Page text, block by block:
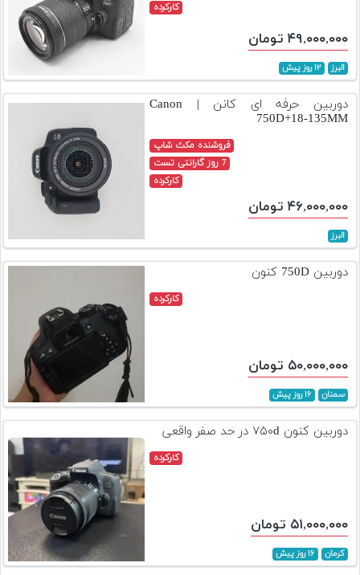
دست
دوم
لیست
قیمت
دوربین
کارکرده
۴۹,۰۰۰,۰۰۰ تومان
البرز ۱۲ روز پیش
دوربین حرفه ای کانن | Canon
750D+18-135MM
فروشنده مکث شاپ
7 روز گارانتی تست
کارکرده
۴۶,۰۰۰,۰۰۰ تومان
البرز
دوربین 750D کنون
کارکرده
۵۰,۰۰۰,۰۰۰ تومان
سمنان ۱۶ روز پیش
دوربین کنون ۷۵۰d در حد صفر واقعی
کارکرده
۵۱,۰۰۰,۰۰۰ تومان
کرمان ۱۶ روز پیش